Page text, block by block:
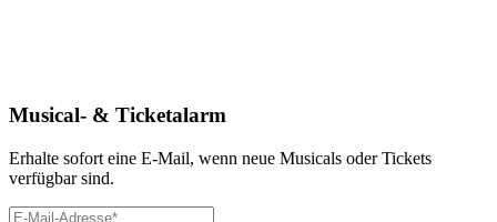
Musical- & Ticketalarm
Erhalte sofort eine E-Mail, wenn neue Musicals oder Tickets
verfügbar sind.